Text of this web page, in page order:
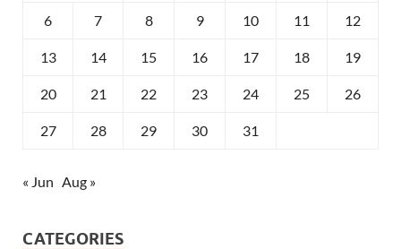
6 7 8 9 10 11 12
13 14 15 16 17 18 19
20 21 22 23 24 25 26
27 28 29 30 31
« Jun Aug »
CATEGORIES